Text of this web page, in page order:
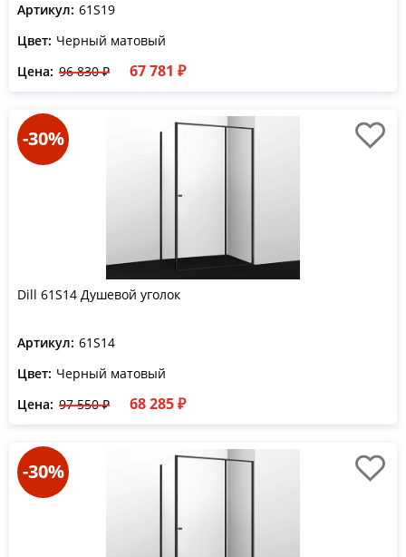
Артикул: 61S19
Цвет: Черный матовый
Цена: 96 830 ₽ 67 781 ₽
-30%
Dill 61S14 Душевой уголок
Артикул: 61S14
Цвет: Черный матовый
Цена: 97 550 ₽ 68 285 ₽
-30%